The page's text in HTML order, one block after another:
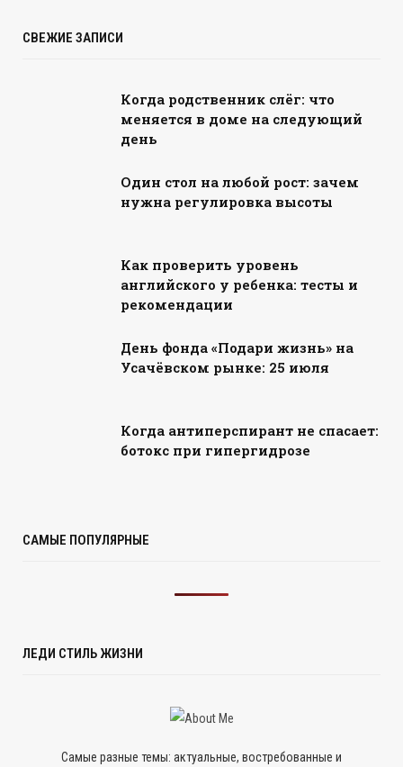
СВЕЖИЕ ЗАПИСИ
Когда родственник слёг: что
меняется в доме на следующий
день
Один стол на любой рост: зачем
нужна регулировка высоты
Как проверить уровень
английского у ребенка: тесты и
рекомендации
День фонда «Подари жизнь» на
Усачёвском рынке: 25 июля
Когда антиперспирант не спасает:
ботокс при гипергидрозе
САМЫЕ ПОПУЛЯРНЫЕ
ЛЕДИ СТИЛЬ ЖИЗНИ
Самые разные темы: актуальные, востребованные и